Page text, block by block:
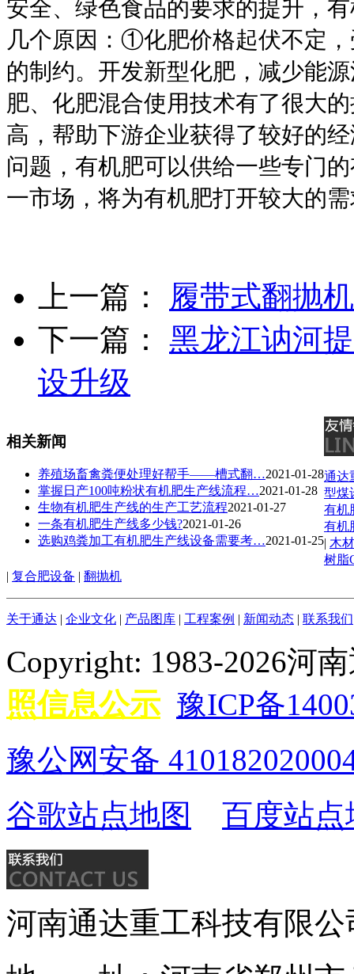
安全、绿色食品的要求的提升，
几个原因：①化肥价格起伏不定
的制约。开发新型化肥，减少能
肥、化肥混合使用技术有了很大
高，帮助下游企业获得了较好的
问题，有机肥可以供给一些专门
一市场，将为有机肥打开较大的
上一篇： 履带式翻抛
下一篇： 黑龙江讷河
设升级
相关新闻
养殖场畜禽粪便处理好帮手——槽式翻…2021-01-28
掌握日产100吨粉状有机肥生产线流程…2021-01-28
生物有机肥生产线的生产工艺流程2021-01-27
一条有机肥生产线多少钱?2021-01-26
选购鸡粪加工有机肥生产线设备需要考…2021-01-25
通达
型煤
有机
有机
| 木
树脂
| 复合肥设备 | 翻抛机
关于通达 | 企业文化 | 产品图库 | 工程案例 | 新闻动态 | 联系我们
Copyright: 1983-2026河
照信息公示 豫ICP备
豫公网安备
谷歌站点地图
百度站点
河南通达重工科技有限公